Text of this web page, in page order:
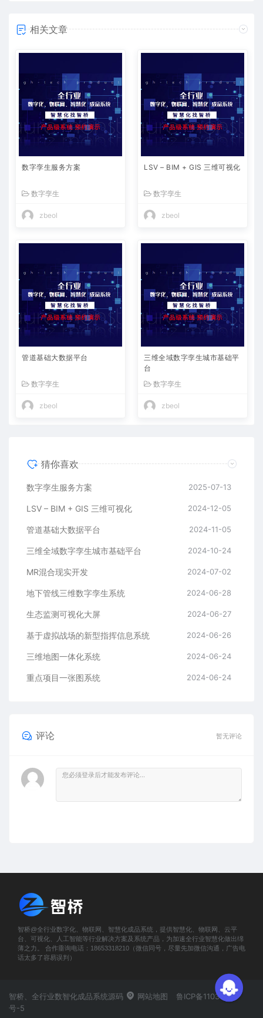
相关文章
数字孪生服务方案​
数字孪生
zbeol
LSV – BIM + GIS 三维可视化
数字孪生
zbeol
管道基础大数据平台
数字孪生
zbeol
三维全域数字孪生城市基础平
台
数字孪生
zbeol
猜你喜欢
数字孪生服务方案​ 2025-07-13
LSV – BIM + GIS 三维可视化 2024-12-05
管道基础大数据平台 2024-11-05
三维全域数字孪生城市基础平台 2024-10-24
MR混合现实开发 2024-07-02
地下管线三维数字孪生系统 2024-06-28
生态监测可视化大屏 2024-06-27
基于虚拟战场的新型指挥信息系统 2024-06-26
三维地图一体化系统 2024-06-24
重点项目一张图系统 2024-06-24
评论 暂无评论
智桥@全行业数字化、物联网、智慧化成品系统，提供智慧化、物联网、云平
台、可视化、人工智能等行业解决方案及系统产品，为加速全行业智慧化做出绵
薄之力。 合作垂询电话：18653318210（微信同号，尽量先加微信沟通，广告电
话太多了容易误判）
智桥、全行业数智化成品系统源码 网站地图
鲁ICP备11031419
号-5